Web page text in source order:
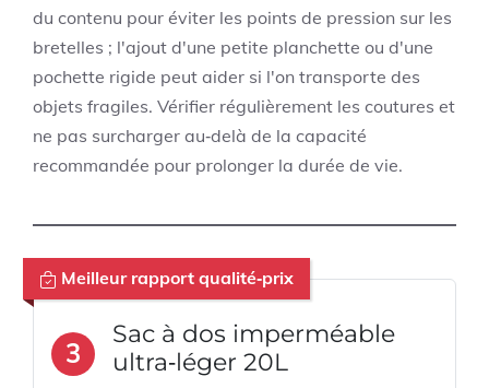
du contenu pour éviter les points de pression sur les
bretelles ; l'ajout d'une petite planchette ou d'une
pochette rigide peut aider si l'on transporte des
objets fragiles. Vérifier régulièrement les coutures et
ne pas surcharger au‑delà de la capacité
recommandée pour prolonger la durée de vie.
Meilleur rapport qualité‑prix
3
Sac à dos imperméable
ultra‑léger 20L